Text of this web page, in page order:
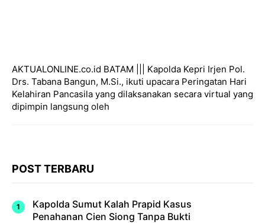
AKTUALONLINE.co.id BATAM ||| Kapolda Kepri Irjen Pol.
Drs. Tabana Bangun, M.Si., ikuti upacara Peringatan Hari
Kelahiran Pancasila yang dilaksanakan secara virtual yang
dipimpin langsung oleh
POST TERBARU
Kapolda Sumut Kalah Prapid Kasus
Penahanan Cien Siong Tanpa Bukti